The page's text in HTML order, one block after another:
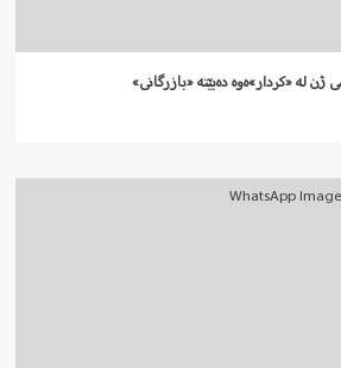
لە «کردار»ەوە دەبێتە «بازرگانی»